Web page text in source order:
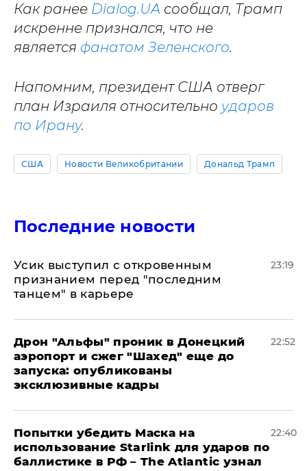
Как ранее Dialog.UA сообщал, Трамп
искренне признался, что не
является фанатом Зеленского.
Напомним, президент США отверг
план Израиля относительно ударов
по Ирану.
США Новости Великобритании Дональд Трамп
Последние новости
Усик выступил с откровенным
признанием перед "последним
танцем" в карьере
23:19
Дрон "Альфы" проник в Донецкий
аэропорт и сжег "Шахед" еще до
запуска: опубликованы
эксклюзивные кадры
22:52
Попытки убедить Маска на
использование Starlink для ударов по
баллистике в РФ – The Atlantic узнал
22:40